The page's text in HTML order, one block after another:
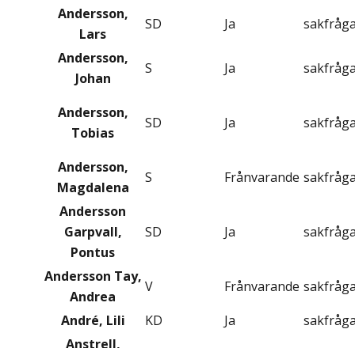
Andersson,
Lars
SD Ja
Andersson,
Johan
S Ja
Andersson,
Tobias
SD Ja
Andersson,
Magdalena
S Frånvarande
Andersson
Garpvall,
Pontus
SD Ja
Andersson Tay,
Andrea
V Frånvarande
André, Lili
KD Ja
Anstrell,